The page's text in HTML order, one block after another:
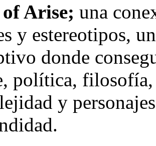
of Arise; una
y estereotipos,
donde
política,
y